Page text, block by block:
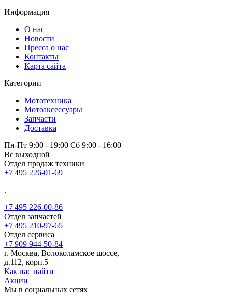
Информация
О нас
Новости
Пресса о нас
Контакты
Карта сайта
Категории
Мототехника
Мотоаксессуары
Запчасти
Доставка
Пн-Пт 9:00 - 19:00 Сб 9:00 - 16:00
Вс выходной
Отдел продаж техники
+7 495 226-01-69
.
+7 495 226-00-86
Отдел запчастей
+7 495 210-97-65
Отдел сервиса
+7 909 944-50-84
г. Москва, Волоколамское шоссе,
д.112, корп.5
Как нас найти
Акции
Мы в социальных сетях